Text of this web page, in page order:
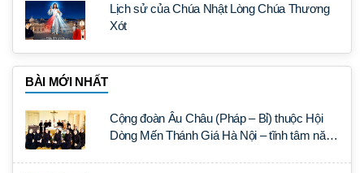
Lịch sử của Chúa Nhật Lòng Chúa Thương
Xót
BÀI MỚI NHẤT
Cộng đoàn Âu Châu (Pháp – Bỉ) thuộc Hội
Dòng Mến Thánh Giá Hà Nội – tĩnh tâm năm